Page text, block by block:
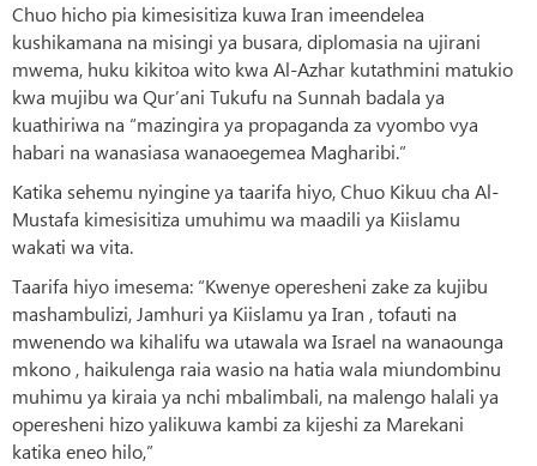
Chuo hicho pia kimesisitiza kuwa Iran imeendelea
kushikamana na misingi ya busara, diplomasia na ujirani
mwema, huku kikitoa wito kwa Al-Azhar kutathmini matukio
kwa mujibu wa Qur’ani Tukufu na Sunnah badala ya
kuathiriwa na “mazingira ya propaganda za vyombo vya
habari na wanasiasa wanaoegemea Magharibi.”
Katika sehemu nyingine ya taarifa hiyo, Chuo Kikuu cha Al-
Mustafa kimesisitiza umuhimu wa maadili ya Kiislamu
wakati wa vita.
Taarifa hiyo imesema: “Kwenye operesheni zake za kujibu
mashambulizi, Jamhuri ya Kiislamu ya Iran , tofauti na
mwenendo wa kihalifu wa utawala wa Israel na wanaounga
mkono , haikulenga raia wasio na hatia wala miundombinu
muhimu ya kiraia ya nchi mbalimbali, na malengo halali ya
operesheni hizo yalikuwa kambi za kijeshi za Marekani
katika eneo hilo,”